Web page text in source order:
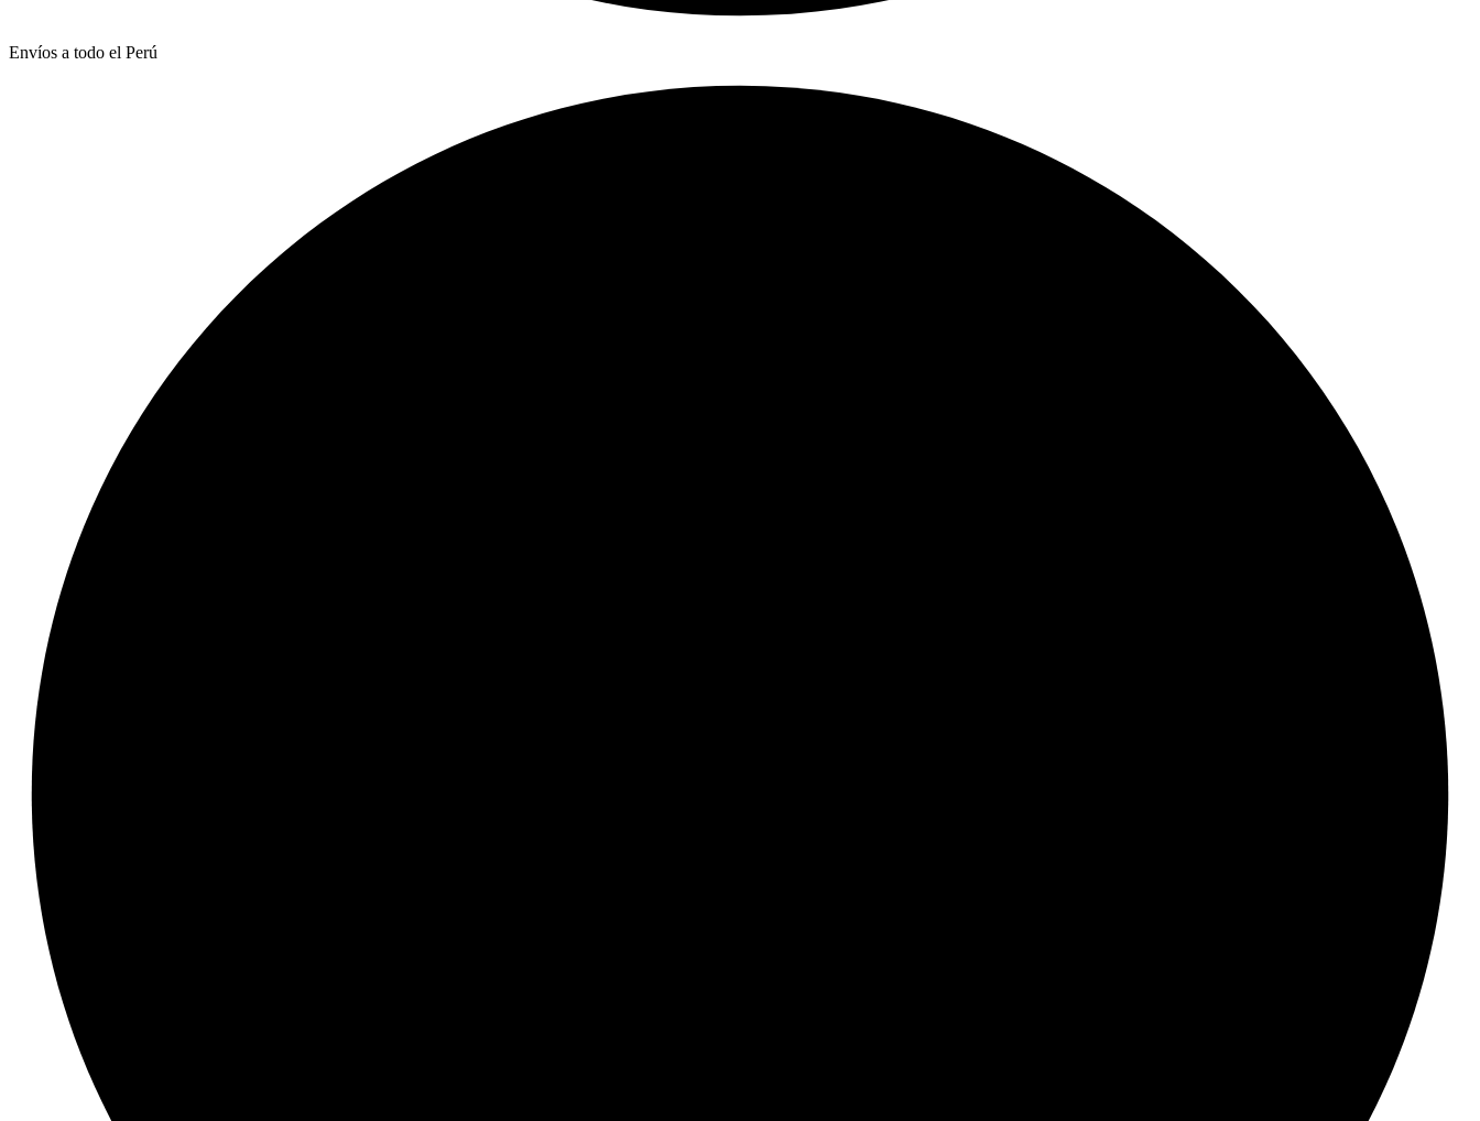
Envíos a todo el Perú